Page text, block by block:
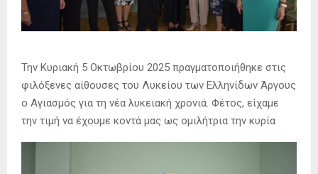
Την Κυριακή 5 Οκτωβρίου 2025 πραγματοποιήθηκε στις
φιλόξενες αίθουσες του Λυκείου των Ελληνίδων Άργους
ο Αγιασμός για τη νέα λυκειακή χρονιά. Φέτος, είχαμε
την τιμή να έχουμε κοντά μας ως ομιλήτρια την κυρία